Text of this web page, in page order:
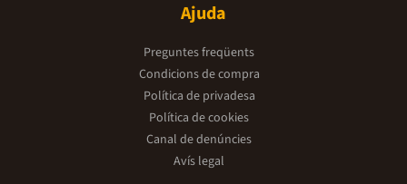
Ajuda
Preguntes freqüents
Condicions de compra
Política de privadesa
Política de cookies
Canal de denúncies
Avís legal